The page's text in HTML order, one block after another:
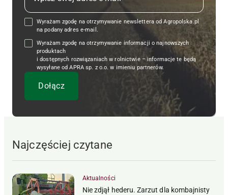
Wyrażam zgodę na otrzymywanie newslettera od Agropolska.pl
na podany adres e-mail.
Wyrażam zgodę na otrzymywanie informacji o najnowszych
produktach
i dostępnych rozwiązaniach w rolnictwie – informacje te będą
wysyłane od APRA sp. z o.o. w imieniu partnerów.
Najczęściej czytane
Aktualności
Nie zdjął hederu. Zarzut dla kombajnisty